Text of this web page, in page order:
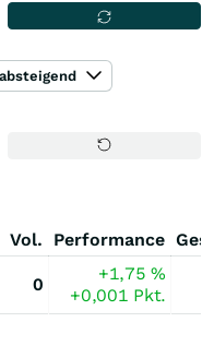
absteigend
Vol. Performance
0
+1,75%
+0,001 Pkt.